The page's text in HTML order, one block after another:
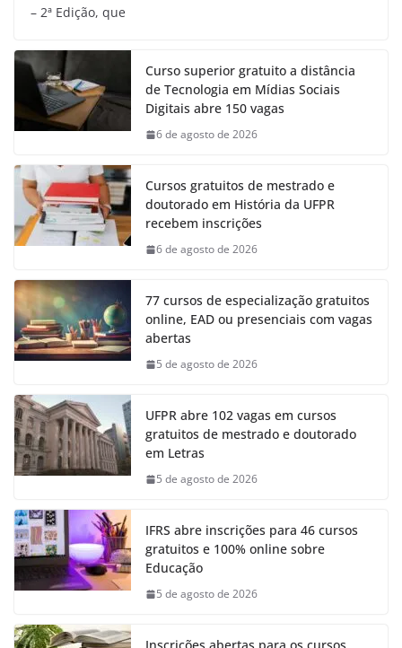
– 2ª Edição, que
Curso superior gratuito a distância
de Tecnologia em Mídias Sociais
Digitais abre 150 vagas
6 de agosto de 2026
Cursos gratuitos de mestrado e
doutorado em História da UFPR
recebem inscrições
6 de agosto de 2026
77 cursos de especialização gratuitos
online, EAD ou presenciais com vagas
abertas
5 de agosto de 2026
UFPR abre 102 vagas em cursos
gratuitos de mestrado e doutorado
em Letras
5 de agosto de 2026
IFRS abre inscrições para 46 cursos
gratuitos e 100% online sobre
Educação
5 de agosto de 2026